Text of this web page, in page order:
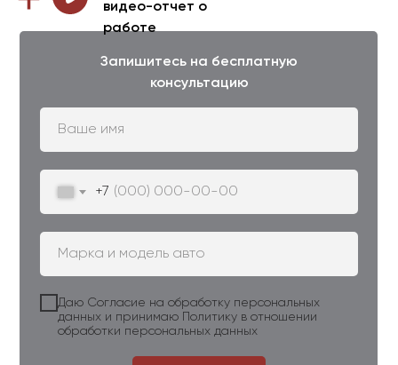
+7
Даю Согласие на обработку персональных
данных и принимаю Политику в отношении
обработки персональных данных
Запишитесь на бесплатную
консультацию
видео-отчет о
работе